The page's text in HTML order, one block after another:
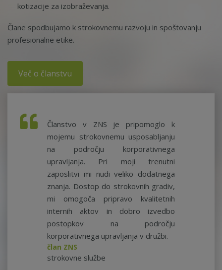
kotizacije za izobraževanja.
Člane spodbujamo k strokovnemu razvoju in spoštovanju
profesionalne etike.
Več o članstvu
Članstvo v ZNS je pripomoglo k
mojemu strokovnemu usposabljanju
na področju korporativnega
upravljanja. Pri moji trenutni
zaposlitvi mi nudi veliko dodatnega
znanja. Dostop do strokovnih gradiv,
mi omogoča pripravo kvalitetnih
internih aktov in dobro izvedbo
postopkov na področju
korporativnega upravljanja v družbi.
član ZNS
strokovne službe